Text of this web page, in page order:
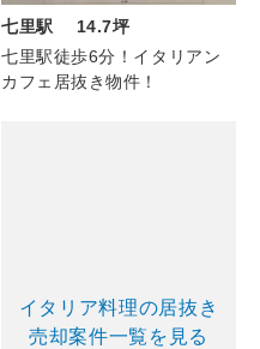
七里駅 14.7坪
七里駅徒歩6分！イタリアン
カフェ居抜き物件！
イタリア料理の居抜き
売却案件一覧を見る